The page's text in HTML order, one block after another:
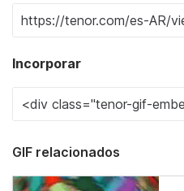
Incorporar
GIF relacionados